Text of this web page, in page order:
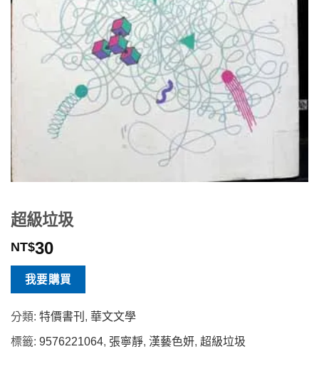
超級垃圾
NT$30
我要購買
分類: 特價書刊 , 華文文學
標籤: 9576221064, 張寧靜, 漢藝色妍, 超級垃圾